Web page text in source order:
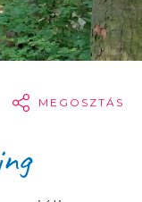
MEGOSZTÁS